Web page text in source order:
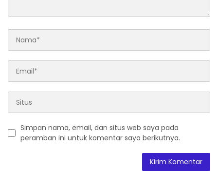
Simpan nama, email, dan situs web saya pada
peramban ini untuk komentar saya berikutnya.